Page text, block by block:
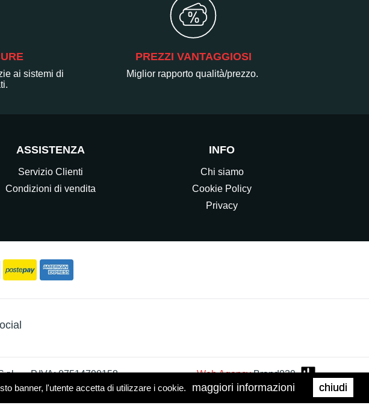
banner, l'utente accetta di utilizzare i cookie. maggiori informazioni chiudi
ai sistemi di
PREZZI VANTAGGIOSI
Miglior rapporto qualità/prezzo.
ASSISTENZA
Servizio Clienti
Condizioni di vendita
INFO
Chi siamo
Cookie Policy
Privacy
P.IVA: 07514790158
Privacy
Web AgencyBrand039